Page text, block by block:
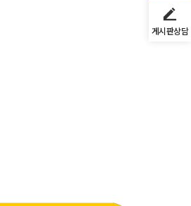
게시판상담